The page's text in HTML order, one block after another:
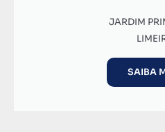
JARDIM
SAIBA